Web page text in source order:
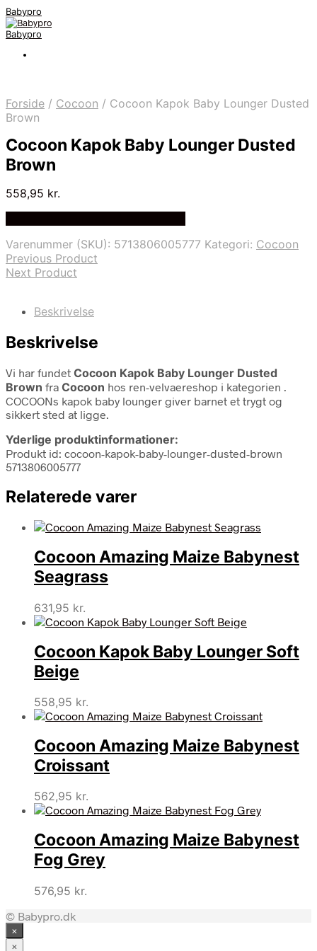
Babypro
Babypro
Forside / Cocoon / Cocoon Kapok Baby Lounger Dusted
Brown
Cocoon Kapok Baby Lounger Dusted
Brown
558,95 kr.
Varenummer (SKU): 5713806005777 Kategori: Cocoon
Previous Product
Next Product
Beskrivelse
Beskrivelse
Vi har fundet Cocoon Kapok Baby Lounger Dusted
Brown fra Cocoon hos ren-velvaereshop i kategorien .
COCOONs kapok baby lounger giver barnet et trygt og
sikkert sted at ligge.
Yderlige produktinformationer:
Produkt id: cocoon-kapok-baby-lounger-dusted-brown
5713806005777
Relaterede varer
Cocoon Amazing Maize Babynest
Seagrass
631,95 kr.
Cocoon Kapok Baby Lounger Soft
Beige
558,95 kr.
Cocoon Amazing Maize Babynest
Croissant
562,95 kr.
Cocoon Amazing Maize Babynest
Fog Grey
576,95 kr.
© Babypro.dk
×
×